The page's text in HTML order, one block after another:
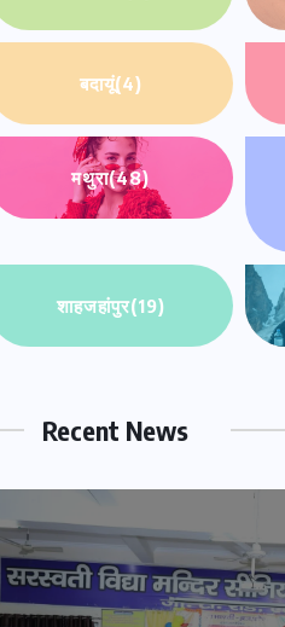
बदायूं(4)
मथुरा(48)
शाहजहांपुर(19)
Recent News